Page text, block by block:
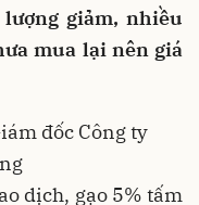
giảm, nhiều
mua lại nên giá
đốc Công ty
dịch, gạo 5% tấm